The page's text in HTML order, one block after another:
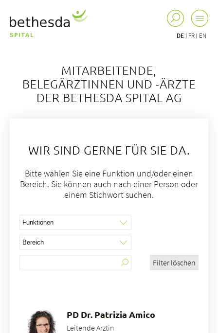
DE FR EN
Jobs & Karriere
Qualität
MITARBEITENDE,
BELEGÄRZTINNEN UND -ÄRZTE
DER BETHESDA SPITAL AG
WIR SIND GERNE FÜR SIE DA.
Bitte wählen Sie eine Funktion und/oder einen
Bereich. Sie können auch nach einer Person oder
einem Stichwort suchen.
Filter löschen
PD Dr. Patrizia Amico
Leitende Ärztin